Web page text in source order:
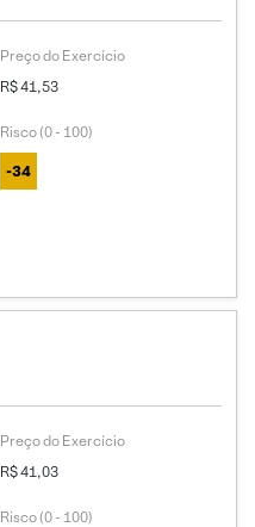
Preço do Exercício
R$ 41,53
Risco (0 - 100)
-34
Preço do Exercício
R$ 41,03
Risco (0 - 100)